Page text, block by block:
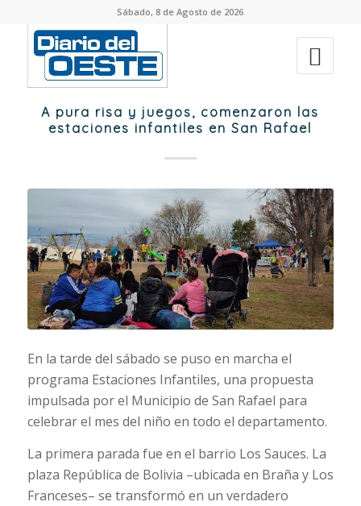
Sábado, 8 de Agosto de 2026
A pura risa y juegos, comenzaron las
estaciones infantiles en San Rafael
En la tarde del sábado se puso en marcha el
programa Estaciones Infantiles, una propuesta
impulsada por el Municipio de San Rafael para
celebrar el mes del niño en todo el departamento.
La primera parada fue en el barrio Los Sauces. La
plaza República de Bolivia –ubicada en Braña y Los
Franceses– se transformó en un verdadero